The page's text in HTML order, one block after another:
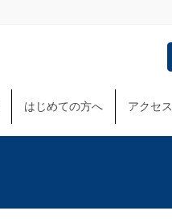
はじめての方へ アクセス